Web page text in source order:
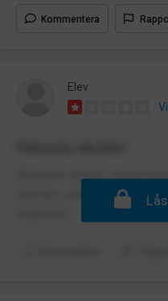
Kommentera
Elev
Skolan är sämst. tipsar
inte tag i saker. Maria är